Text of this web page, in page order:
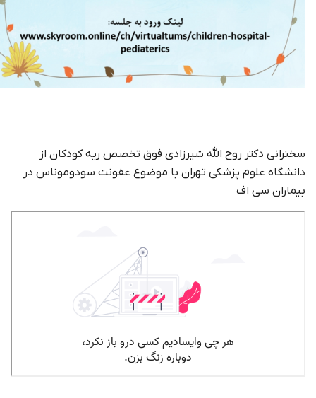
سخنرانی دکتر روح الله شیرزادی فوق تخصص ریه کودکان از
دانشگاه علوم پزشکی تهران با موضوع عفونت سودوموناس در
بیماران سی اف